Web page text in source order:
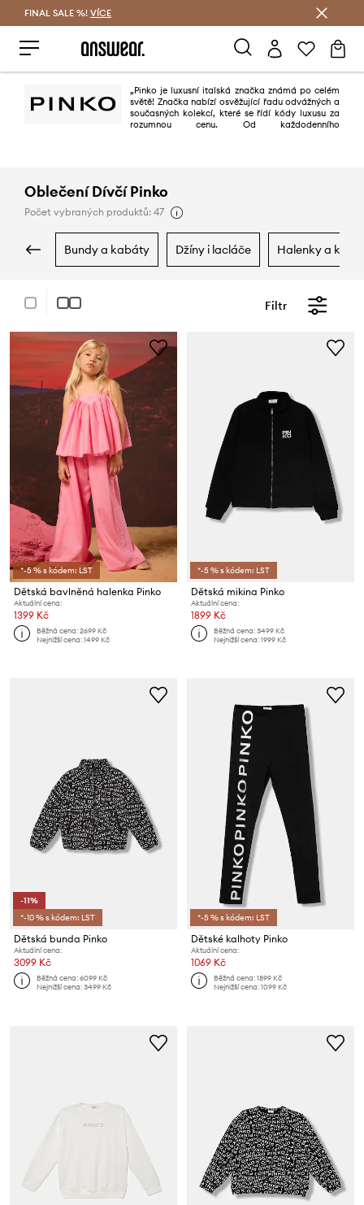
FINAL SALE %! VÍCE
„Pinko je luxusní italská značka známá po celém
světě! Značka nabízí osvěžující řadu odvážných a
současných kolekcí, které se řídí kódy luxusu za
rozumnou cenu. Od každodenního
Oblečení Dívčí Pinko
Počet vybraných produktů: 47
bundy a kabáty džíny i lacláče halenky a košile
Filtr
*-5 % s kódem: LST
Dětská bavlněná halenka Pinko
Aktuální cena:
1399 Kč
Běžná cena:2699 Kč
Nejnižší cena:1499 Kč
*-5 % s kódem: LST
Dětská mikina Pinko
Aktuální cena:
1899 Kč
Běžná cena:3499 Kč
Nejnižší cena:1999 Kč
-11%
*-10 % s kódem: LST
Dětská bunda Pinko
Aktuální cena:
3099 Kč
Běžná cena:6099 Kč
Nejnižší cena:3499 Kč
*-5 % s kódem: LST
Dětské kalhoty Pinko
Aktuální cena:
1069 Kč
Běžná cena:1899 Kč
Nejnižší cena:1099 Kč